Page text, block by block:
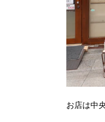
お店は中